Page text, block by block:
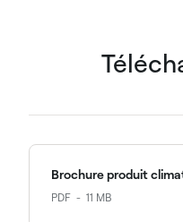
Brochure produit
PDF 11 MB